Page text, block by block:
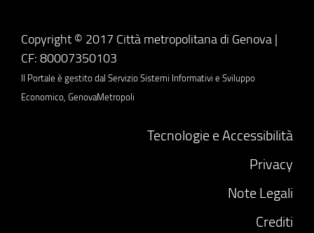
Copyright © 2017 Città metropolitana di Genova |
CF: 80007350103
Il Portale è gestito dal Servizio Sistemi Informativi e Sviluppo
Economico, GenovaMetropoli
Tecnologie e Accessibilità
Privacy
Note Legali
Crediti